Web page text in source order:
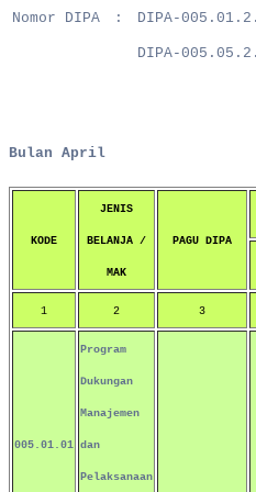
Nomor DIPA : DIPA-
DIPA-
Bulan April
KODE
JENIS
BELANJA /
MAK
PAGU DIPA
1 2 3
005.01.01
Program
Dukungan
Manajemen
dan
Pelaksanaan